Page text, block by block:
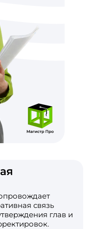
связь
глав и